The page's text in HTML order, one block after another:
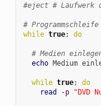
#eject #
#
while true; do
# Medien
echo Medium
while true; do
read
-p "DVD